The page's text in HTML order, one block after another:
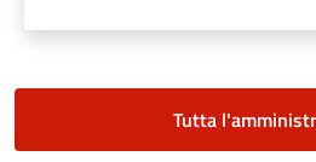
Tutta